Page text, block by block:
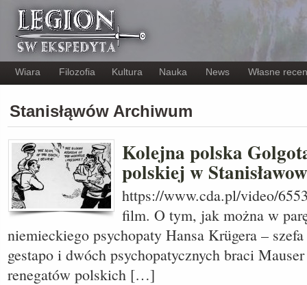
Wiara Filozofia Kultura Nauka News Własne
Stanisłąwów Archiwum
Kolejna polska
polskiej w
https://www.cda.pl/video/
film. O tym, jak można w
niemieckiego psychopaty Hansa Krügera – szefa
gestapo i dwóch psychopatycznych braci
renegatów polskich […]